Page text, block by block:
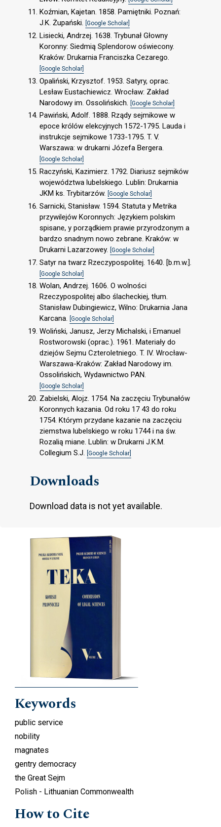
Koźmian, Kajetan. 1858. Pamiętniki. Poznań:
J.K. Żupański. [Google Scholar]
Lisiecki, Andrzej. 1638. Trybunał Głowny
Koronny: Siedmią Splendorow oświecony.
Kraków: Drukarnia Franciszka Cezarego.
[Google Scholar]
Opaliński, Krzysztof. 1953. Satyry, oprac.
Lesław Eustachiewicz. Wrocław: Zakład
Narodowy im. Ossolińskich.
[Google Scholar]
Pawiński, Adolf. 1888. Rządy sejmikowe w
epoce królów elekcyjnych 1572-1795. Lauda i
instrukcje sejmikowe 1733-1795. T. V.
Warszawa: w drukarni Józefa Bergera.
[Google Scholar]
Raczyński, Kazimierz. 1792. Diariusz sejmików
województwa lubelskiego. Lublin: Drukarnia
JKM ks. Trybitarzów. [Google Scholar]
Sarnicki, Stanisław. 1594. Statuta y Metrika
przywilejów Koronnych: Językiem polskim
spisane, y porządkiem prawie przyrodzonym a
bardzo snadnym nowo zebrane. Kraków: w
Drukarni Lazarzowey. [Google Scholar]
Satyr na twarz Rzeczypospolitej. 1640. [b.m.w.].
[Google Scholar]
Wolan, Andrzej. 1606. O wolności
Rzeczypospolitej albo ślacheckiej, tłum.
Stanisław Dubingiewicz, Wilno: Drukarnia Jana
Karcana. [Google Scholar]
Woliński, Janusz, Jerzy Michalski, i Emanuel
Rostworowski (oprac.). 1961. Materiały do
dziejów Sejmu Czteroletniego. T. IV. Wrocław-
Warszawa-Kraków: Zakład Narodowy im.
Ossolińskich, Wydawnictwo PAN.
[Google Scholar]
Zabielski, Alojz. 1754. Na zaczęciu Trybunałów
Koronnych kazania. Od roku 17 43 do roku
1754. Którym przydane kazanie na zaczęciu
ziemstwa lubelskiego w roku 1744 i na św.
Rozalią miane. Lublin: w Drukarni J.K.M.
Collegium S.J. [Google Scholar]
Downloads
Download data is not yet available.
Cover image
Keywords
public service
nobility
magnates
gentry democracy
the Great Sejm
Polish - Lithuanian Commonwealth
How to Cite